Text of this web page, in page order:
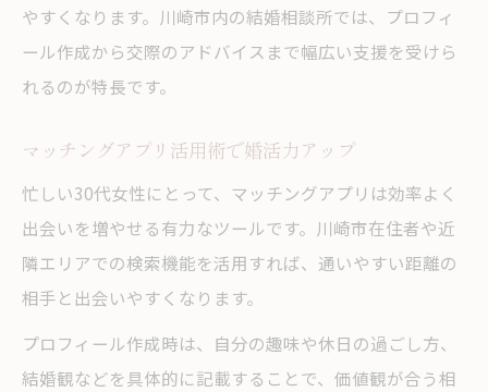
やすくなります。川崎市内の結婚相談所では、プロフィ
ール作成から交際のアドバイスまで幅広い支援を受けら
れるのが特長です。
マッチングアプリ活用術で婚活力アップ
忙しい30代女性にとって、マッチングアプリは効率よく
出会いを増やせる有力なツールです。川崎市在住者や近
隣エリアでの検索機能を活用すれば、通いやすい距離の
相手と出会いやすくなります。
プロフィール作成時は、自分の趣味や休日の過ごし方、
結婚観などを具体的に記載することで、価値観が合う相